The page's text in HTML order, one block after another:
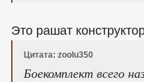
Это рашат
Цитата: zoolu350
Боекомплект всего